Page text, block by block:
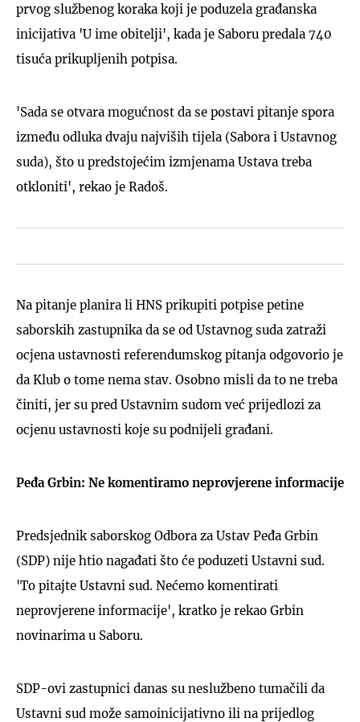
prvog službenog koraka koji je poduzela građanska
inicijativa 'U ime obitelji', kada je Saboru predala 740
tisuća prikupljenih potpisa.
'Sada se otvara mogućnost da se postavi pitanje spora
između odluka dvaju najviših tijela (Sabora i Ustavnog
suda), što u predstojećim izmjenama Ustava treba
otkloniti', rekao je Radoš.
Na pitanje planira li HNS prikupiti potpise petine
saborskih zastupnika da se od Ustavnog suda zatraži
ocjena ustavnosti referendumskog pitanja odgovorio je
da Klub o tome nema stav. Osobno misli da to ne treba
činiti, jer su pred Ustavnim sudom već prijedlozi za
ocjenu ustavnosti koje su podnijeli građani.
Peđa Grbin: Ne komentiramo neprovjerene informacije
Predsjednik saborskog Odbora za Ustav Peđa Grbin
(SDP) nije htio nagađati što će poduzeti Ustavni sud.
'To pitajte Ustavni sud. Nećemo komentirati
neprovjerene informacije', kratko je rekao Grbin
novinarima u Saboru.
SDP-ovi zastupnici danas su neslužbeno tumačili da
Ustavni sud može samoinicijativno ili na prijedlog